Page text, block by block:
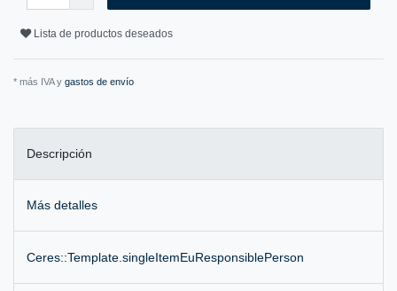
Lista de productos deseados
* más IVA y gastos de envío
Descripción
Más detalles
Ceres::Template.singleItemEuResponsiblePerson